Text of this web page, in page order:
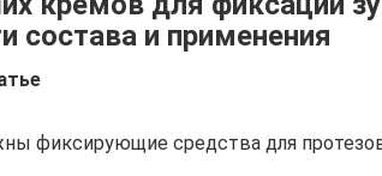
состава и применения
фиксирующие средства для